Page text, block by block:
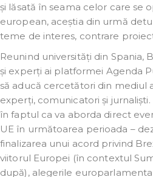
și lăsată în seama celor care se
european, aceștia din urmă
teme de interes, contrare
Reunind universități din Spania,
și experți ai platformei Agenda
să aducă cercetători din mediul
experți, comunicatori și
în faptul ca va aborda direct
UE în următoarea perioada –
finalizarea unui acord privind
viitorul Europei (în contextul
după), alegerile